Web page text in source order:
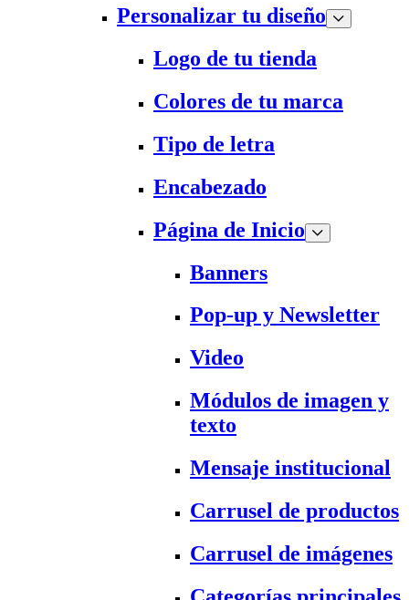
Personalizar tu diseño
Logo de tu tienda
Colores de tu marca
Tipo de letra
Encabezado
Página de Inicio
Banners
Pop-up y Newsletter
Video
Módulos de imagen y
texto
Mensaje institucional
Carrusel de productos
Carrusel de imágenes